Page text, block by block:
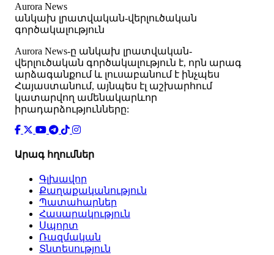
Aurora News
անկախ լրատվական-վերլուծական
գործակալություն
Аurora News-ը անկախ լրատվական-
վերլուծական գործակալություն է, որն արագ
արձագանքում և լուսաբանում է ինչպես
Հայաստանում, այնպես էլ աշխարհում
կատարվող ամենակարևոր
իրադարձությունները:
Արագ հղումներ
Գլխավոր
Քաղաքականություն
Պատահարներ
Հասարակություն
Սպորտ
Ռազմական
Տնտեսություն